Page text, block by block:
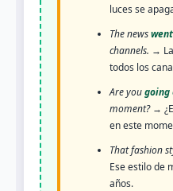
luces se
The news
channels. →
todos los
Are yougoing
moment?→
en este
That fashion
Ese estilo de
años.